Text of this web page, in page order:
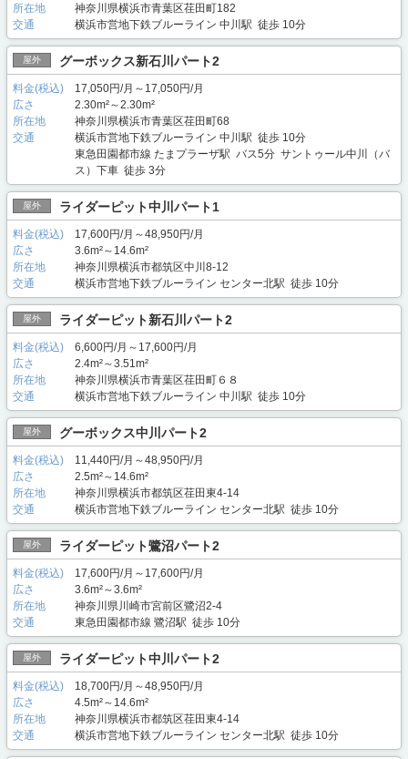
所在地
神奈川県横浜市青葉区荏田町182
交通
横浜市営地下鉄ブルーライン 中川駅 徒歩 10分
屋外 グーボックス新石川パート2
料金(税込)
17,050円/月～17,050円/月
広さ
2.30m²～2.30m²
所在地
神奈川県横浜市青葉区荏田町68
交通
横浜市営地下鉄ブルーライン 中川駅 徒歩 10分
東急田園都市線 たまプラーザ駅 バス5分 サントゥール中川（バ
ス）下車 徒歩 3分
屋外 ライダーピット中川パート1
料金(税込)
17,600円/月～48,950円/月
広さ
3.6m²～14.6m²
所在地
神奈川県横浜市都筑区中川8-12
交通
横浜市営地下鉄ブルーライン センター北駅 徒歩 10分
屋外 ライダーピット新石川パート2
料金(税込)
6,600円/月～17,600円/月
広さ
2.4m²～3.51m²
所在地
神奈川県横浜市青葉区荏田町６８
交通
横浜市営地下鉄ブルーライン 中川駅 徒歩 10分
屋外 グーボックス中川パート2
料金(税込)
11,440円/月～48,950円/月
広さ
2.5m²～14.6m²
所在地
神奈川県横浜市都筑区荏田東4-14
交通
横浜市営地下鉄ブルーライン センター北駅 徒歩 10分
屋外 ライダーピット鷺沼パート2
料金(税込)
17,600円/月～17,600円/月
広さ
3.6m²～3.6m²
所在地
神奈川県川崎市宮前区鷺沼2-4
交通
東急田園都市線 鷺沼駅 徒歩 10分
屋外 ライダーピット中川パート2
料金(税込)
18,700円/月～48,950円/月
広さ
4.5m²～14.6m²
所在地
神奈川県横浜市都筑区荏田東4-14
交通
横浜市営地下鉄ブルーライン センター北駅 徒歩 10分